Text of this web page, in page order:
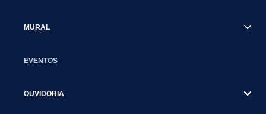
MURAL
EVENTOS
OUVIDORIA